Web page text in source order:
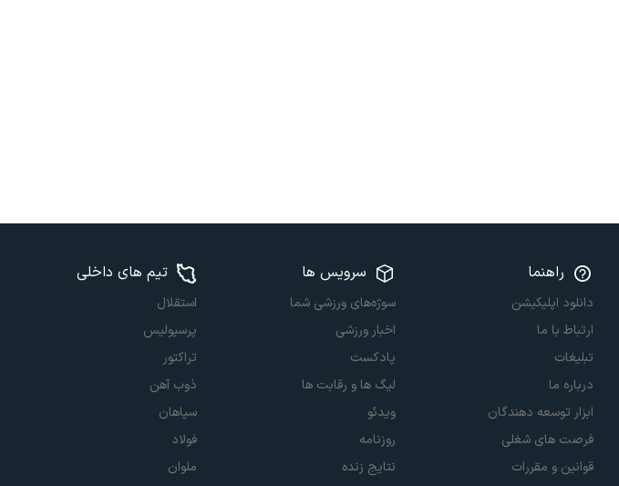
راهنما
دانلود اپلیکیشن
ارتباط با ما
تبلیغات
درباره ما
ابزار توسعه دهندگان
فرصت های شغلی
قوانین و مقررات
سرویس ها
سوژه‌های ورزشی شما
اخبار ورزشی
پادکست
لیگ ها و رقابت ها
ویدئو
روزنامه
نتایج زنده
تیم های داخلی
استقلال
پرسپولیس
تراکتور
ذوب آهن
سپاهان
فولاد
ملوان